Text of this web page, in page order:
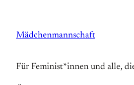
springen
Mädchenmannschaft
Für Feminist*innen und alle,